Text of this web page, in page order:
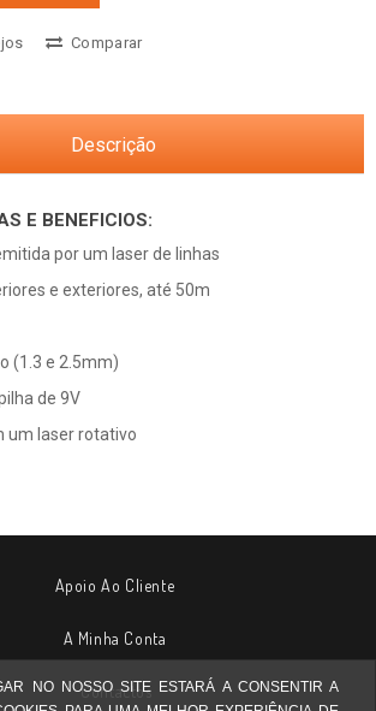
Comparar
Descrição
E BENEFICIOS:
por um laser de linhas
e exteriores, até 50m
(1.3 e 2.5mm)
de 9V
um laser rotativo
NO NOSSO SITE ESTARÁ A CONSENTIR A
Apoio Ao Cliente
A Minha Conta
Contactos